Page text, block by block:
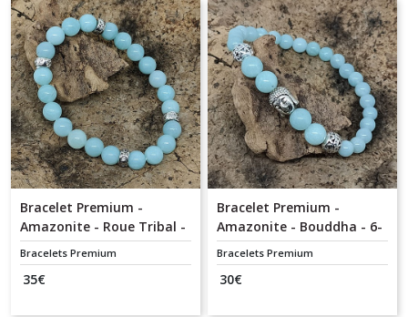
Bracelet Premium -
Amazonite - Roue Tribal -
8 mm
Bracelets Premium
35€
Bracelet Premium -
Amazonite - Bouddha - 6-
8 mm
Bracelets Premium
30€